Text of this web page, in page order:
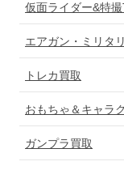
仮面ライダー&特
エアガン・ミリタ
トレカ買取
おもちゃ＆キャラ
ガンプラ買取